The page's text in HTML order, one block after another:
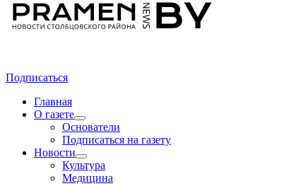
Подписаться
Главная
О газете
Основатели
Подписаться на газету
Новости
Культура
Медицина